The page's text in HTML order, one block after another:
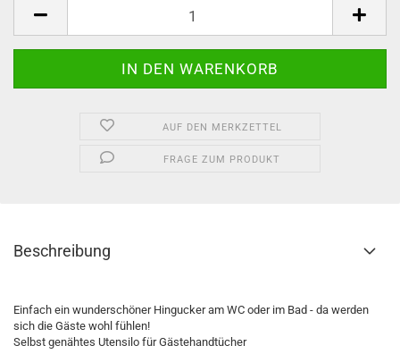
AUF DEN MERKZETTEL
FRAGE ZUM PRODUKT
Beschreibung
Einfach ein wunderschöner Hingucker am WC oder im Bad - da werden
sich die Gäste wohl fühlen!
Selbst genähtes Utensilo für Gästehandtücher